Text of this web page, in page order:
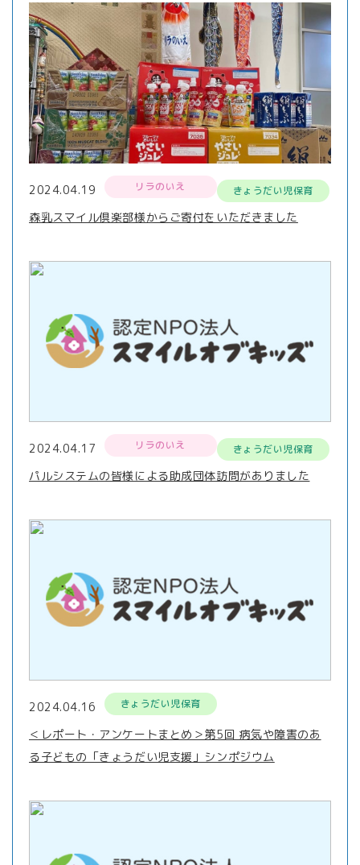
2024.04.19 リラのいえ きょうだい児保育
森乳スマイル倶楽部様からご寄付をいただきました
2024.04.17 リラのいえ きょうだい児保育
パルシステムの皆様による助成団体訪問がありました
2024.04.16 きょうだい児保育
＜レポート・アンケートまとめ＞第5回 病気や障害のあ
る子どもの「きょうだい児支援」シンポジウム